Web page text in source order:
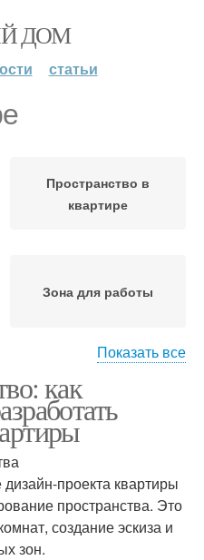
ДОМ
статьи
Пространство в
квартире
Зона для работы
Показать все
как
проекта квартиры
пространства. Это
создание эскиза и
зон.